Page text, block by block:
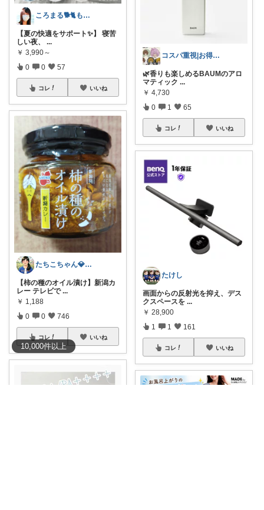
10,000件以上
ころまる🐕🐈もふもふ愛好家💓
【夏の快適をサポート✨】 寝苦
しい夜、
...
￥ 3,990～
0 0 57
コレ いいね
たちこちゃん💎🐢 月始めはオリ写中心
【柿の種のオイル漬け】新潟カ
レー テレビで ...
￥ 1,188
0 0 746
コレ いいね
コスパ重視|お得ROOM🐷
🌿香りも楽しめるBAUMのアロ
マティック ...
￥ 4,730
0 1 65
コレ いいね
たけし
​画面からの反射光を抑え、デス
クスペースを ...
￥ 28,900
1 1 161
コレ いいね